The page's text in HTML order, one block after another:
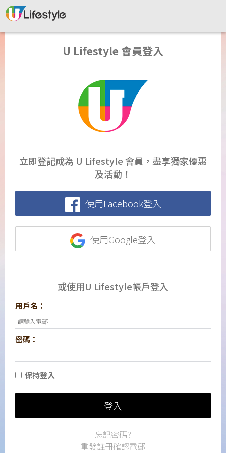
U Lifestyle 會員登入
立即登記成為 U Lifestyle 會員，盡享獨家優惠
及活動！
使用Facebook登入
使用Google登入
或使用U Lifestyle帳戶登入
用戶名：
密碼：
保持登入
登入
忘記密碼?
重發註冊確認電郵